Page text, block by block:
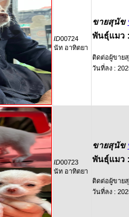
ID00724
นัท อาทิตยา
ขายสุนัข
พันธุ์แมว
ติดต่อผู้ขาย
วันที่ลง :
ID00723
นัท อาทิตยา
ขายสุนัข
พันธุ์แมว
ติดต่อผู้ขาย
วันที่ลง :